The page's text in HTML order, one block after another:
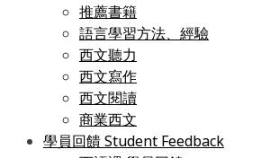
推薦書籍
語言學習方法、經驗
西文聽力
西文寫作
西文閱讀
商業西文
學員回饋 Student Feedback